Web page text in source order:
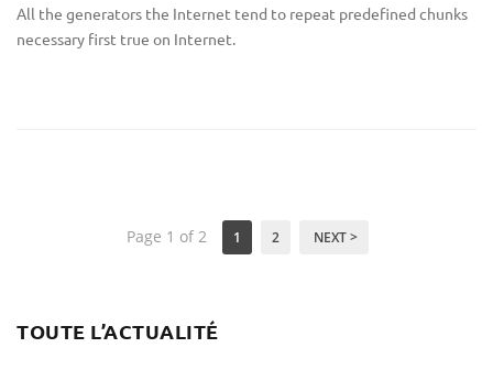
All the generators the Internet tend to repeat predefined chunks
necessary first true on Internet.
Page 1 of 2 1 2 NEXT >
TOUTE L’ACTUALITÉ